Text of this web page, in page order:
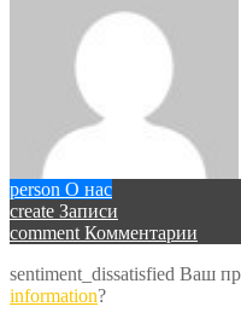
person О нас
create Записи
comment Комментарии
sentiment_dissatisfied Ваш
information?